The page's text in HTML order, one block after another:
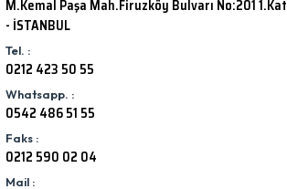
M.Kemal Paşa Mah.Firuzköy Bulvarı No:201
- İSTANBUL
Tel. :
0212 423 50 55
Whatsapp. :
0542 486 51 55
Faks :
0212 590 02 04
Mail :